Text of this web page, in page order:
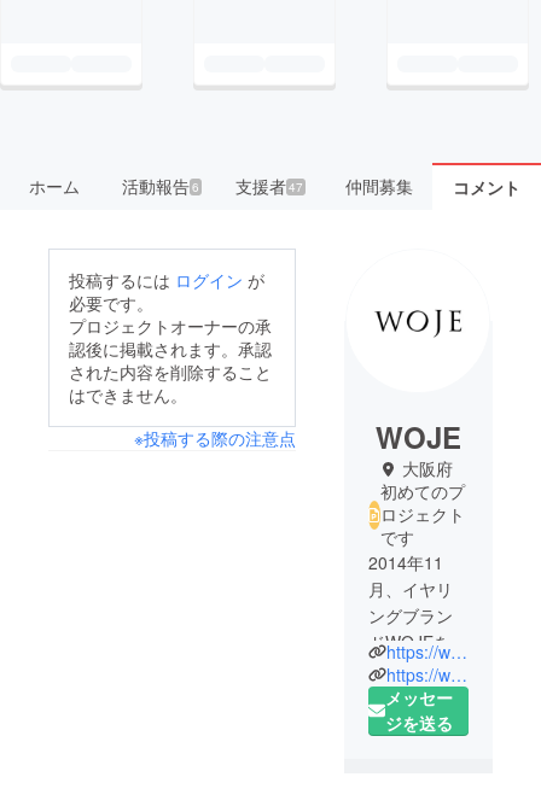
ホーム 活動報告6 支援者47 仲間募集 コメント
投稿するには ログイン が
必要です。
プロジェクトオーナーの承
認後に掲載されます。承認
された内容を削除すること
はできません。
※投稿する際の注意点
WOJE
大阪府
初めてのプ
ロジェクト
です
2014年11
月、イヤリ
ングブラン
ドWOJEを立
ち上げ、
2016年6月に
法人化し、
https://www.instagram.com/woje_official/
https://www.woje.jp/
メッセー
ジを送る